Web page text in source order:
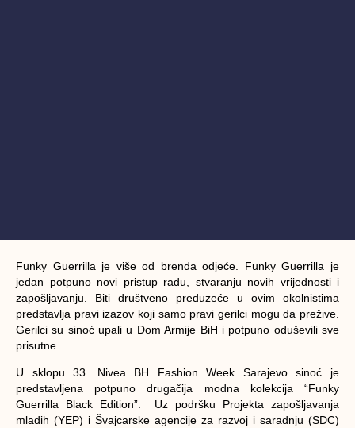
Funky Guerrilla je više od brenda odjeće. Funky Guerrilla je
jedan potpuno novi pristup radu, stvaranju novih vrijednosti i
zapošljavanju. Biti društveno preduzeće u ovim okolnistima
predstavlja pravi izazov koji samo pravi gerilci mogu da prežive.
Gerilci su sinoć upali u Dom Armije BiH i potpuno oduševili sve
prisutne.
U sklopu 33. Nivea BH Fashion Week Sarajevo sinoć je
predstavljena potpuno drugačija modna kolekcija “Funky
Guerrilla Black Edition”. Uz podršku Projekta zapošljavanja
mladih (YEP) i Švajcarske agencije za razvoj i saradnju (SDC)